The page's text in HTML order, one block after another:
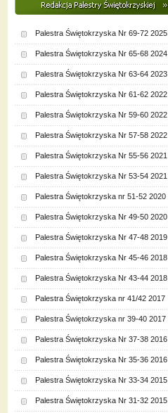
Palestra Świętokrzyska Nr 69-72 2025
Palestra Świętokrzyska Nr 65-68 2024
Palestra Świętokrzyska Nr 63-64 2023
Palestra Świętokrzyska Nr 61-62 2022
Palestra Świętokrzyska Nr 59-60 2022
Palestra Świętokrzyska Nr 57-58 2022
Palestra Świętokrzyska Nr 55-56 2021
Palestra Świętokrzyska Nr 53-54 2021
Palestra Świętokrzyska nr 51-52 2020
Palestra Świętokrzyska Nr 49-50 2020
Palestra Świętokrzyska Nr 47-48 2019
Palestra Świętokrzyska Nr 45-46 2018
Palestra Świętokrzyska Nr 43-44 2018
Palestra Świętokrzyska nr 41/42 2017
Palestra Świętokrzyska nr 39-40 2017
Palestra Świętokrzyska Nr 37-38 2016
Palestra Świętokrzyska Nr 35-36 2016
Palestra Świętokrzyska Nr 33-34 2015
Palestra Świętokrzyska Nr 31-32 2015